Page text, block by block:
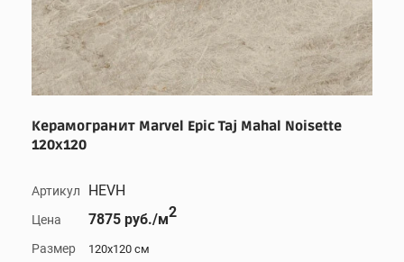
Керамогранит Marvel Epic Taj Mahal Noisette
120x120
Артикул HEVH
Цена 7875 руб./м2
Размер 120x120 см